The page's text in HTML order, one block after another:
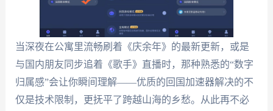
当深夜在公寓里流畅刷着《庆余年》的最新更新，或是
与国内朋友同步追着《歌手》直播时，那种熟悉的“数字
归属感”会让你瞬间理解——优质的回国加速器解决的不
仅是技术限制，更抚平了跨越山海的乡愁。从此再不必